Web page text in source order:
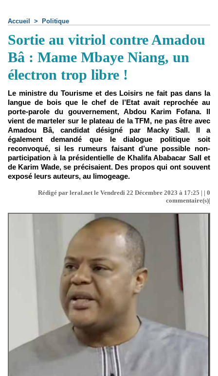
Accueil > Politique
Sortie au vitriol contre Amadou
Bâ : Mame Mbaye Niang, un
électron trop libre !
Le ministre du Tourisme et des Loisirs ne fait pas dans la
langue de bois que le chef de l’Etat avait reprochée au
porte-parole du gouvernement, Abdou Karim Fofana. Il
vient de marteler sur le plateau de la TFM, ne pas être avec
Amadou Bâ, candidat désigné par Macky Sall. Il a
également demandé que le dialogue politique soit
reconvoqué, si les rumeurs faisant d’une possible non-
participation à la présidentielle de Khalifa Ababacar Sall et
de Karim Wade, se précisaient. Des propos qui ont souvent
exposé leurs auteurs, au limogeage.
Rédigé par leral.net le Vendredi 22 Décembre 2023 à 17:25 | | 0
commentaire(s)|